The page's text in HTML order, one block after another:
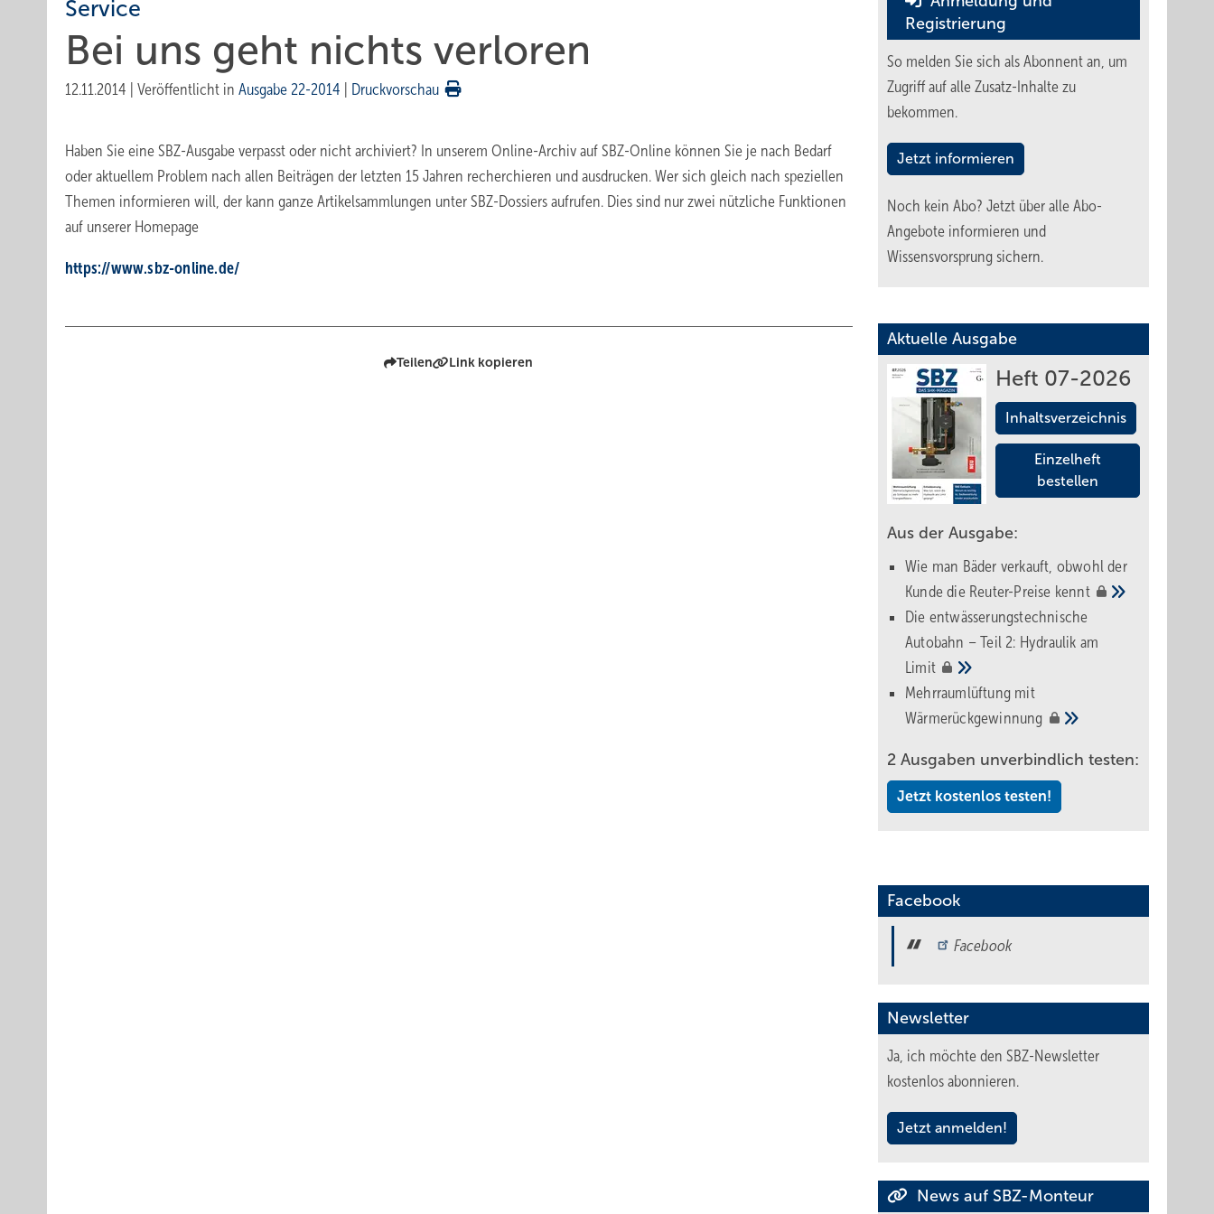
Service
Bei uns geht nichts verloren
12.11.2014 Veröffentlicht in Ausgabe 22-2014 Druckvorschau
Haben Sie eine SBZ-Ausgabe verpasst oder nicht archiviert? In unserem Online-Archiv auf SBZ-Online können Sie je nach ­Bedarf
oder aktuellem Problem nach allen Beiträgen der letzten 15 Jahren recherchieren und ausdrucken. Wer sich gleich nach speziellen
Themen informieren will, der kann ganze ­Artikelsammlungen unter SBZ-Dossiers aufrufen. Dies sind nur zwei nützliche Funktionen
auf unserer Homepage
https://www.sbz-online.de/
Teilen Link kopieren
Registrierung
So melden Sie sich als Abonnent an, um
Zugriff auf alle Zusatz-Inhalte zu
bekommen.
Jetzt informieren
Noch kein Abo? Jetzt über alle Abo-
Angebote informieren und
Wissensvorsprung sichern.
Aktuelle Ausgabe
Heft 07-2026
Inhaltsverzeichnis
Einzelheft
bestellen
Aus der Ausgabe:
Wie man Bäder verkauft, obwohl der
Kunde die Reuter-Preise kennt
Die entwässerungstechnische
Autobahn – Teil 2: Hydraulik am
Limit
Mehrraumlüftung mit
Wärmerückgewinnung
2 Ausgaben unverbindlich testen:
Jetzt kostenlos testen!
Facebook
Facebook
Newsletter
Ja, ich möchte den SBZ-Newsletter
kostenlos abonnieren.
Jetzt anmelden!
News auf SBZ-Monteur